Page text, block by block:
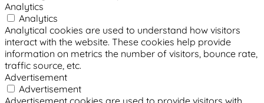
Analytics
Analytics
Analytical cookies are used to understand how visitors
interact with the website. These cookies help provide
information on metrics the number of visitors, bounce rate,
traffic source, etc.
Advertisement
Advertisement